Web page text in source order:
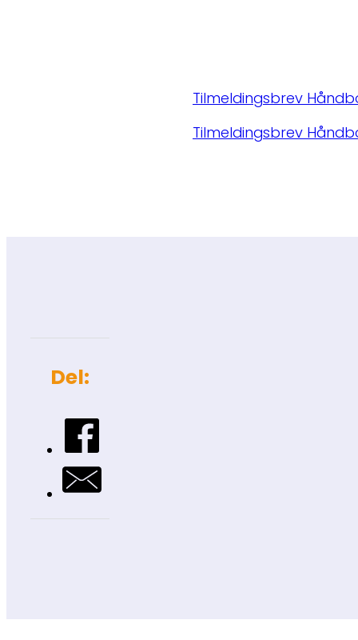
Tilmeldingsbrev
Tilmeldingsbrev
Del: